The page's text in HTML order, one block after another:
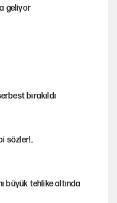
geliyor
bırakıldı
sözler!..
büyük tehlike altında